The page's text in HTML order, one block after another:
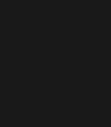
nueva ventana)
ventana)